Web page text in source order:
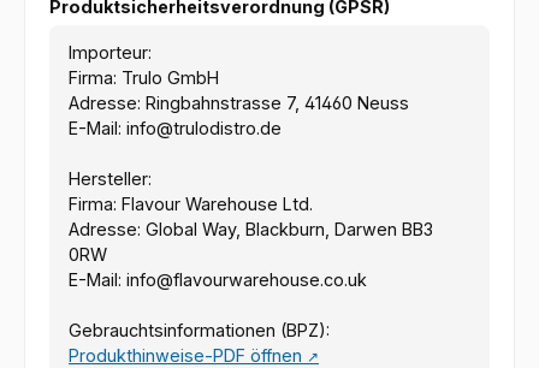
Produktsicherheitsverordnung (GPSR)
Importeur:
Firma: Trulo GmbH
Adresse: Ringbahnstrasse 7, 41460 Neuss
E-Mail: info@trulodistro.de
Hersteller:
Firma: Flavour Warehouse Ltd.
Adresse: Global Way, Blackburn, Darwen BB3
0RW
E-Mail: info@flavourwarehouse.co.uk
Gebrauchtsinformationen (BPZ):
Produkthinweise-PDF öffnen ↗